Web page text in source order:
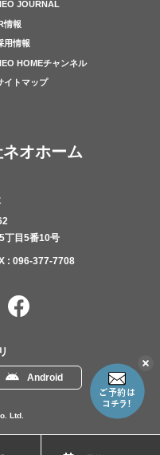
こ
ク
JOURNAL
情報
用情報
HOMEチャンネル
イトマップ
オホーム
丁目5番10号
: 096-377-7708
Facebook
Android
Ltd.